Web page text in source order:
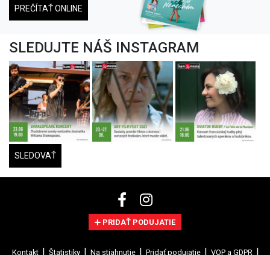
PREČÍTAŤ ONLINE
SLEDUJTE NÁŠ INSTAGRAM
SLEDOVAŤ
PRIDAŤ PODUJATIE
Kontakt Štatistiky Na stiahnutie Pridať podujatie VOP a GDPR